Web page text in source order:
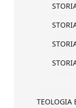
TEOLOGIA